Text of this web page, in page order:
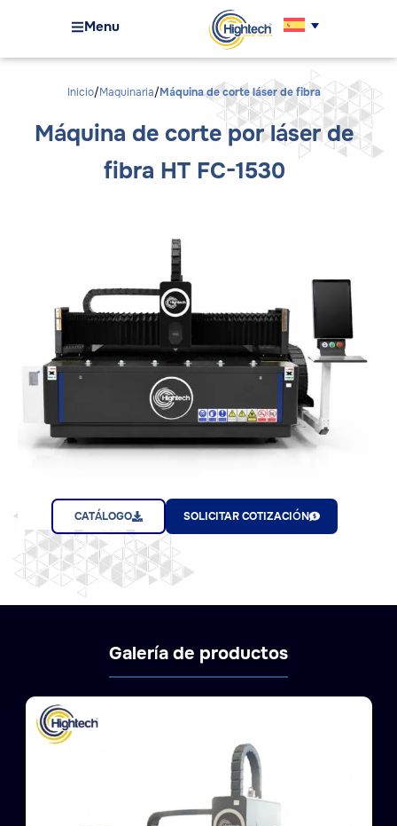
Menu
Inicio Maquinaria Máquina de corte láser de fibra
Máquina de corte por láser de
fibra HT FC-1530
CATÁLOGO SOLICITAR COTIZACIÓN
Galería de productos